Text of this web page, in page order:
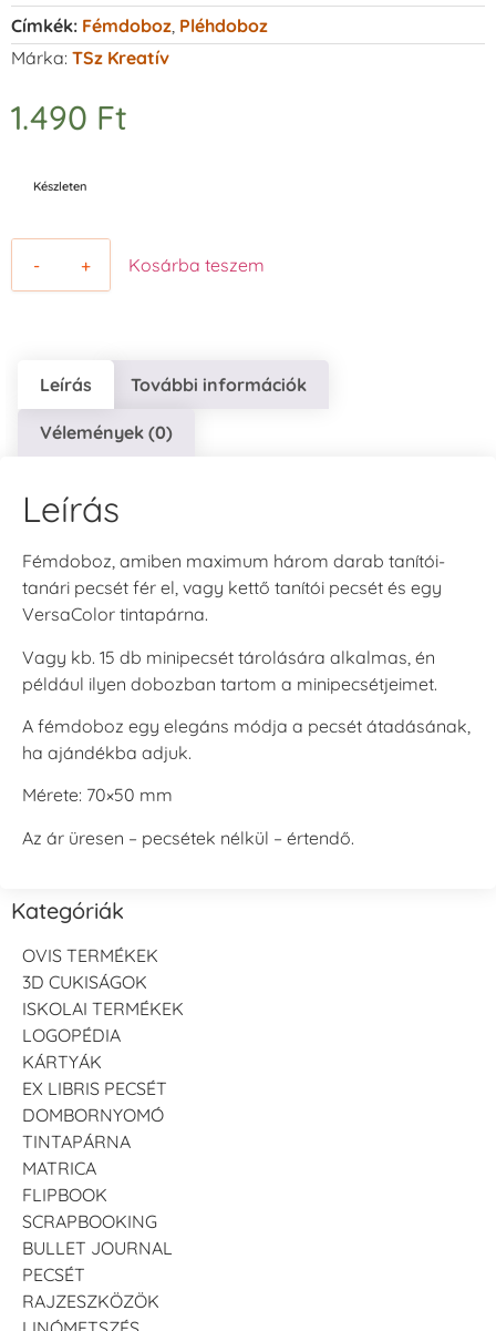
Címkék: Fémdoboz Pléhdoboz
Márka: TSz Kreatív
1.490 Ft
Készleten
- + Kosárba teszem
Leírás További információk
Vélemények (0)
Leírás
Fémdoboz, amiben maximum három darab tanítói-
tanári pecsét fér el, vagy kettő tanítói pecsét és egy
VersaColor tintapárna.
Vagy kb. 15 db minipecsét tárolására alkalmas, én
például ilyen dobozban tartom a minipecsétjeimet.
A fémdoboz egy elegáns módja a pecsét átadásának,
ha ajándékba adjuk.
Mérete: 70×50 mm
Az ár üresen – pecsétek nélkül – értendő.
Kategóriák
OVIS TERMÉKEK
3D CUKISÁGOK
ISKOLAI TERMÉKEK
LOGOPÉDIA
KÁRTYÁK
EX LIBRIS PECSÉT
DOMBORNYOMÓ
TINTAPÁRNA
MATRICA
FLIPBOOK
SCRAPBOOKING
BULLET JOURNAL
PECSÉT
RAJZESZKÖZÖK